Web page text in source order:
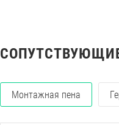
Монтажная пена